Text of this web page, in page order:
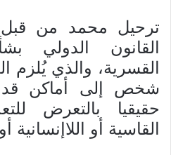
ترحيل محمد من قبل
القانون الدولي
القسرية، والذي يُلزم
شخص إلى أماكن قد
حقيقيا بالتعرض
القاسية أو اللاإنسانية